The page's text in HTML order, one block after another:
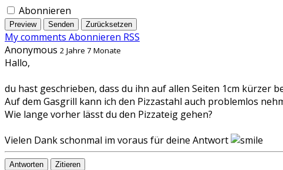
Abonnieren
Preview Senden Zurücksetzen
My comments Abonnieren RSS
Anonymous 2 Jahre 7 Monate
Hallo,
du hast geschrieben, dass du ihn auf allen Seiten 1cm kürzer
Auf dem Gasgrill kann ich den Pizzastahl auch problemlos
Wie lange vorher lässt du den Pizzateig gehen?
Vielen Dank schonmal im voraus für deine Antwort
Antworten Zitieren